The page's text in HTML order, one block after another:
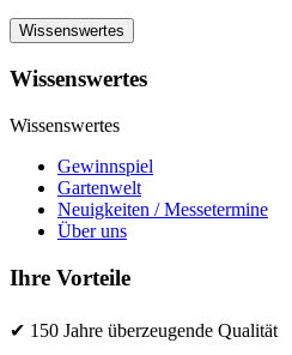
Wissenswertes
Wissenswertes
Wissenswertes
Gewinnspiel
Gartenwelt
Neuigkeiten / Messetermine
Über uns
Ihre Vorteile
✔ 150 Jahre überzeugende Qualität